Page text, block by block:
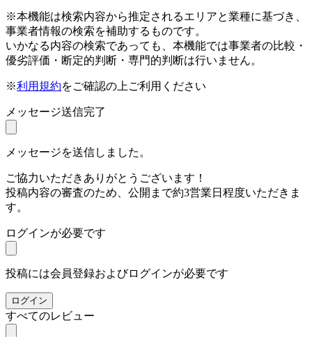
※本機能は検索内容から推定されるエリアと業種に基づき、
事業者情報の検索を補助するものです。
いかなる内容の検索であっても、本機能では事業者の比較・
優劣評価・断定的判断・専門的判断は行いません。
※利用規約をご確認の上ご利用ください
メッセージ送信完了
メッセージを送信しました。
ご協力いただきありがとうございます！
投稿内容の審査のため、公開まで約3営業日程度いただきま
す。
ログインが必要です
投稿には会員登録およびログインが必要です
ログイン
すべてのレビュー